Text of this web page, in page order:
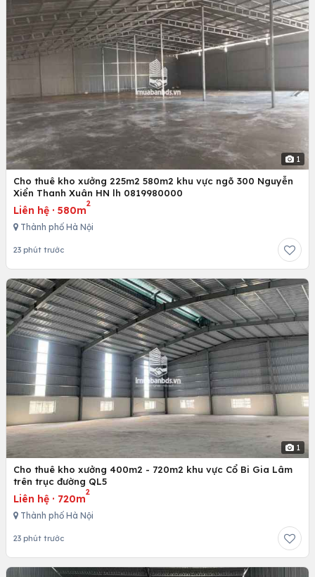
1
Cho thuê kho xưởng 225m2 580m2 khu vực ngõ 300 Nguyễn
Xiển Thanh Xuân HN lh 0819980000
Liên hệ · 580m
2
Thành phố Hà Nội
23 phút trước
1
Cho thuê kho xưởng 400m2 - 720m2 khu vực Cổ Bi Gia Lâm
trên trục đường QL5
Liên hệ · 720m
2
Thành phố Hà Nội
23 phút trước